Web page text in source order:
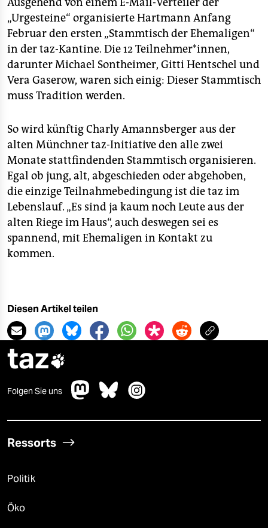
„Urgesteine“ organisierte Hartmann Anfang
Februar den ersten „Stammtisch der Ehemaligen“
in der taz-Kantine. Die 12 Teilnehmer*innen,
darunter Michael Sontheimer, Gitti Hentschel und
Vera Gaserow, waren sich einig: Dieser Stammtisch
muss Tradition werden.
So wird künftig Charly Amannsberger aus der
alten Münchner taz-Initiative den alle zwei
Monate stattfindenden Stammtisch organisieren.
Egal ob jung, alt, abgeschieden oder abgehoben,
die einzige Teilnahmebedingung ist die taz im
Lebenslauf. „Es sind ja kaum noch Leute aus der
alten Riege im Haus“, auch deswegen sei es
spannend, mit Ehemaligen in Kontakt zu
kommen.
Diesen Artikel teilen
taz
Folgen Sie uns
Ressorts
Politik
Öko